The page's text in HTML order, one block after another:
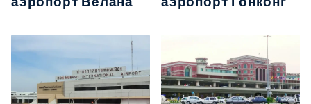
аэропорт Велана
аэропорт Гонконг